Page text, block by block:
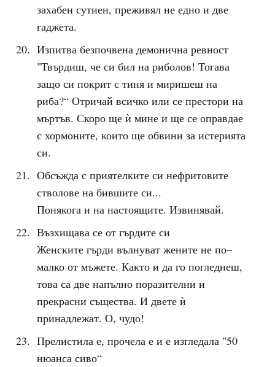
захабен сутиен, преживял не едно и две
гаджета.
Изпитва безпочвена демонична ревност
"Твърдиш, че си бил на риболов! Тогава
защо си покрит с тиня и миришеш на
риба?“ Отричай всичко или се престори на
мъртъв. Скоро ще ѝ мине и ще се оправдае
с хормоните, които ще обвини за истерията
си.
Обсъжда с приятелките си нефритовите
стволове на бившите си...
Понякога и на настоящите. Извинявай.
Възхищава се от гърдите си
Женските гърди вълнуват жените не по–
малко от мъжете. Както и да го погледнеш,
това са две напълно поразителни и
прекрасни същества. И двете ѝ
принадлежат. О, чудо!
Прелистила е, прочела е и е изгледала "50
нюанса сиво“